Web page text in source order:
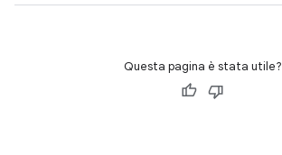
Questa pagina è stata utile?